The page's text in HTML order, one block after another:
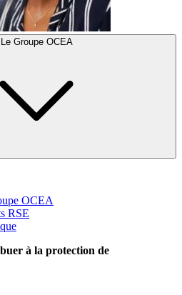
Le Groupe OCEA
OCEA
RSE
à la protection de